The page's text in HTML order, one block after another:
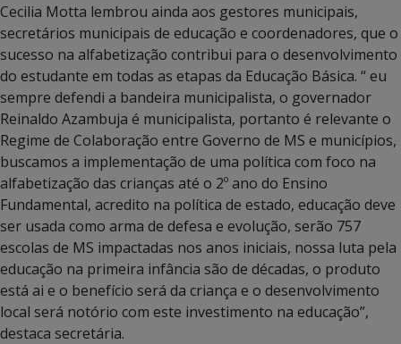
Cecilia Motta lembrou ainda aos gestores municipais,
secretários municipais de educação e coordenadores, que o
sucesso na alfabetização contribui para o desenvolvimento
do estudante em todas as etapas da Educação Básica. “ eu
sempre defendi a bandeira municipalista, o governador
Reinaldo Azambuja é municipalista, portanto é relevante o
Regime de Colaboração entre Governo de MS e municípios,
buscamos a implementação de uma política com foco na
alfabetização das crianças até o 2º ano do Ensino
Fundamental, acredito na política de estado, educação deve
ser usada como arma de defesa e evolução, serão 757
escolas de MS impactadas nos anos iniciais, nossa luta pela
educação na primeira infância são de décadas, o produto
está ai e o benefício será da criança e o desenvolvimento
local será notório com este investimento na educação”,
destaca secretária.